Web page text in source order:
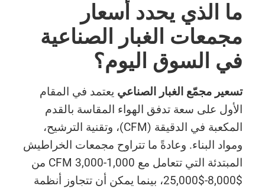
ما الذي يحدد أسعار
مجمعات الغبار الصناعية
في السوق اليوم؟
تسعير مجمّع الغبار الصناعييعتمد في المقام
الأول على سعة تدفق الهواء المقاسة بالقدم
المكعبة في الدقيقة (CFM)، وتقنية الترشيح،
ومواد البناء. وعادةً ما تتراوح مجمعات الخراطيش
المبتدئة التي تتعامل مع 1,000-3,000 CFM من
$8,000-$25,000، بينما يمكن أن تتجاوز أنظمة